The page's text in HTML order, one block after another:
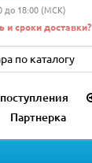
до 18:00 (МСК)
и сроки доставки?
Партнерка